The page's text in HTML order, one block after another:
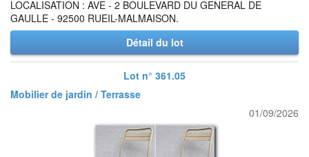
LOCALISATION : AVE - 2 BOULEVARD DU GENERAL DE
GAULLE - 92500 RUEIL-MALMAISON.
Détail du lot
Lot n° 361.05
Mobilier de jardin / Terrasse
01/09/2026